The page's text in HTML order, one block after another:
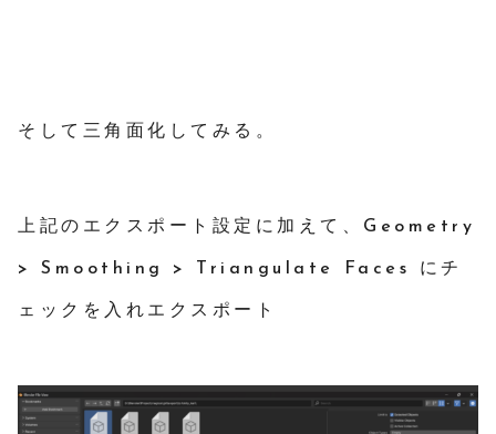
そして三角面化してみる。
上記のエクスポート設定に加えて、Geometry
> Smoothing > Triangulate Faces にチ
ェックを入れエクスポート